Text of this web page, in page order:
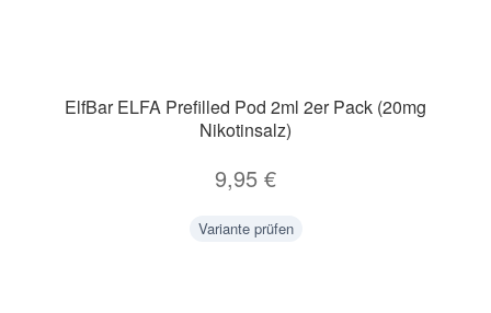
ElfBar ELFA Prefilled Pod 2ml 2er Pack (20mg
Nikotinsalz)
9,95 €
Variante prüfen